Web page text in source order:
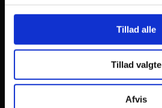
Tillad alle
Tillad valgte
Afvis